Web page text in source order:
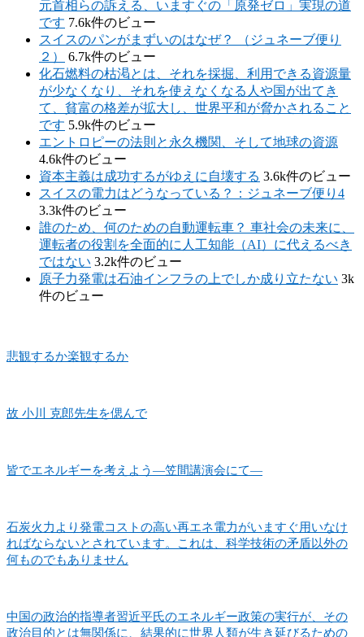
元首相らの訴える、いますぐの「原発ゼロ」実現の道
です 7.6k件のビュー
スイスのパンがまずいのはなぜ？ （ジュネーブ便り
２）
6.7k件のビュー
化石燃料の枯渇とは、それを採掘、利用できる資源量
が少なくなり、それを使えなくなる人や国が出てき
て、貧富の格差が拡大し、世界平和が脅かされること
です 5.9k件のビュー
エントロピーの法則と永久機関、そして地球の資源
4.6k件のビュー
資本主義は成功するがゆえに自壊する 3.6k件のビュー
スイスの電力はどうなっている？：ジュネーブ便り4
3.3k件のビュー
誰のため、何のための自動運転車？ 車社会の未来に、
運転者の役割を全面的に人工知能（AI）に代えるべき
ではない 3.2k件のビュー
原子力発電は石油インフラの上でしか成り立たない 3k
件のビュー
悲観するか楽観するか
故 小川 克郎先生を偲んで
皆でエネルギーを考えよう―笠間講演会にて―
石炭火力より発電コストの高い再エネ電力がいますぐ用いなけ
ればならないとされています。これは、科学技術の矛盾以外の
何ものでもありません
中国の政治的指導者習近平氏のエネルギー政策の実行が、その
政治目的とは無関係に、結果的に世界人類が生き延びるための